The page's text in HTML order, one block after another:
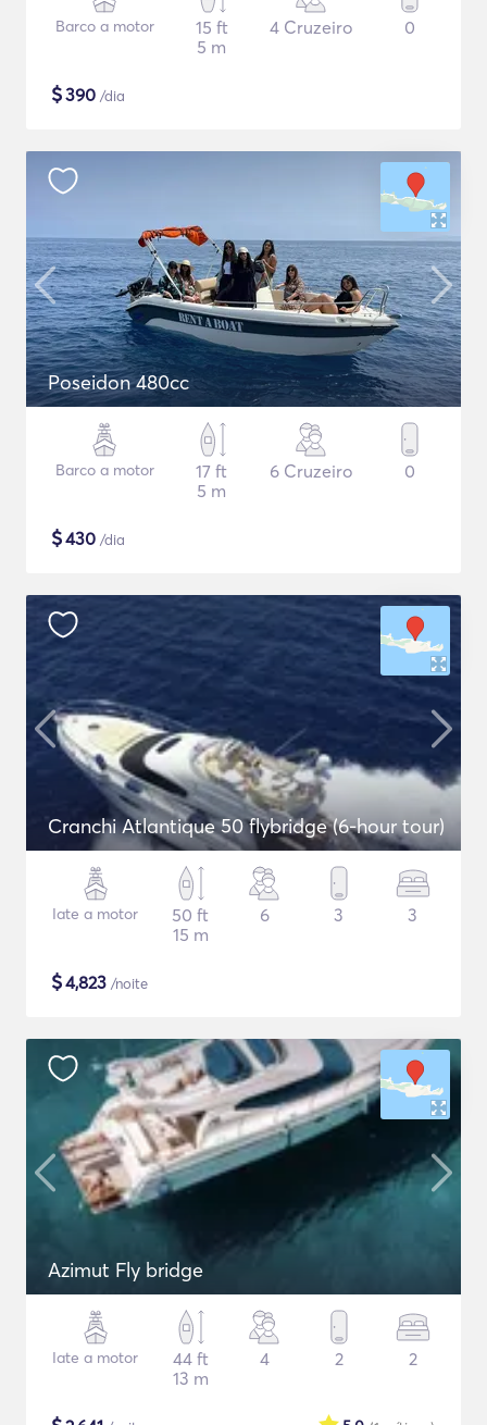
Barco a motor
15 ft
5 m
4 Cruzeiro 0
$390 /dia
Poseidon 480cc
Barco a motor
17 ft
5 m
6 Cruzeiro 0
$430 /dia
Cranchi Atlantique 50 flybridge (6-hour tour)
Iate a motor
50 ft
15 m
6 3 3
$4,823 /noite
Azimut Fly bridge
Iate a motor
44 ft
13 m
4 2 2